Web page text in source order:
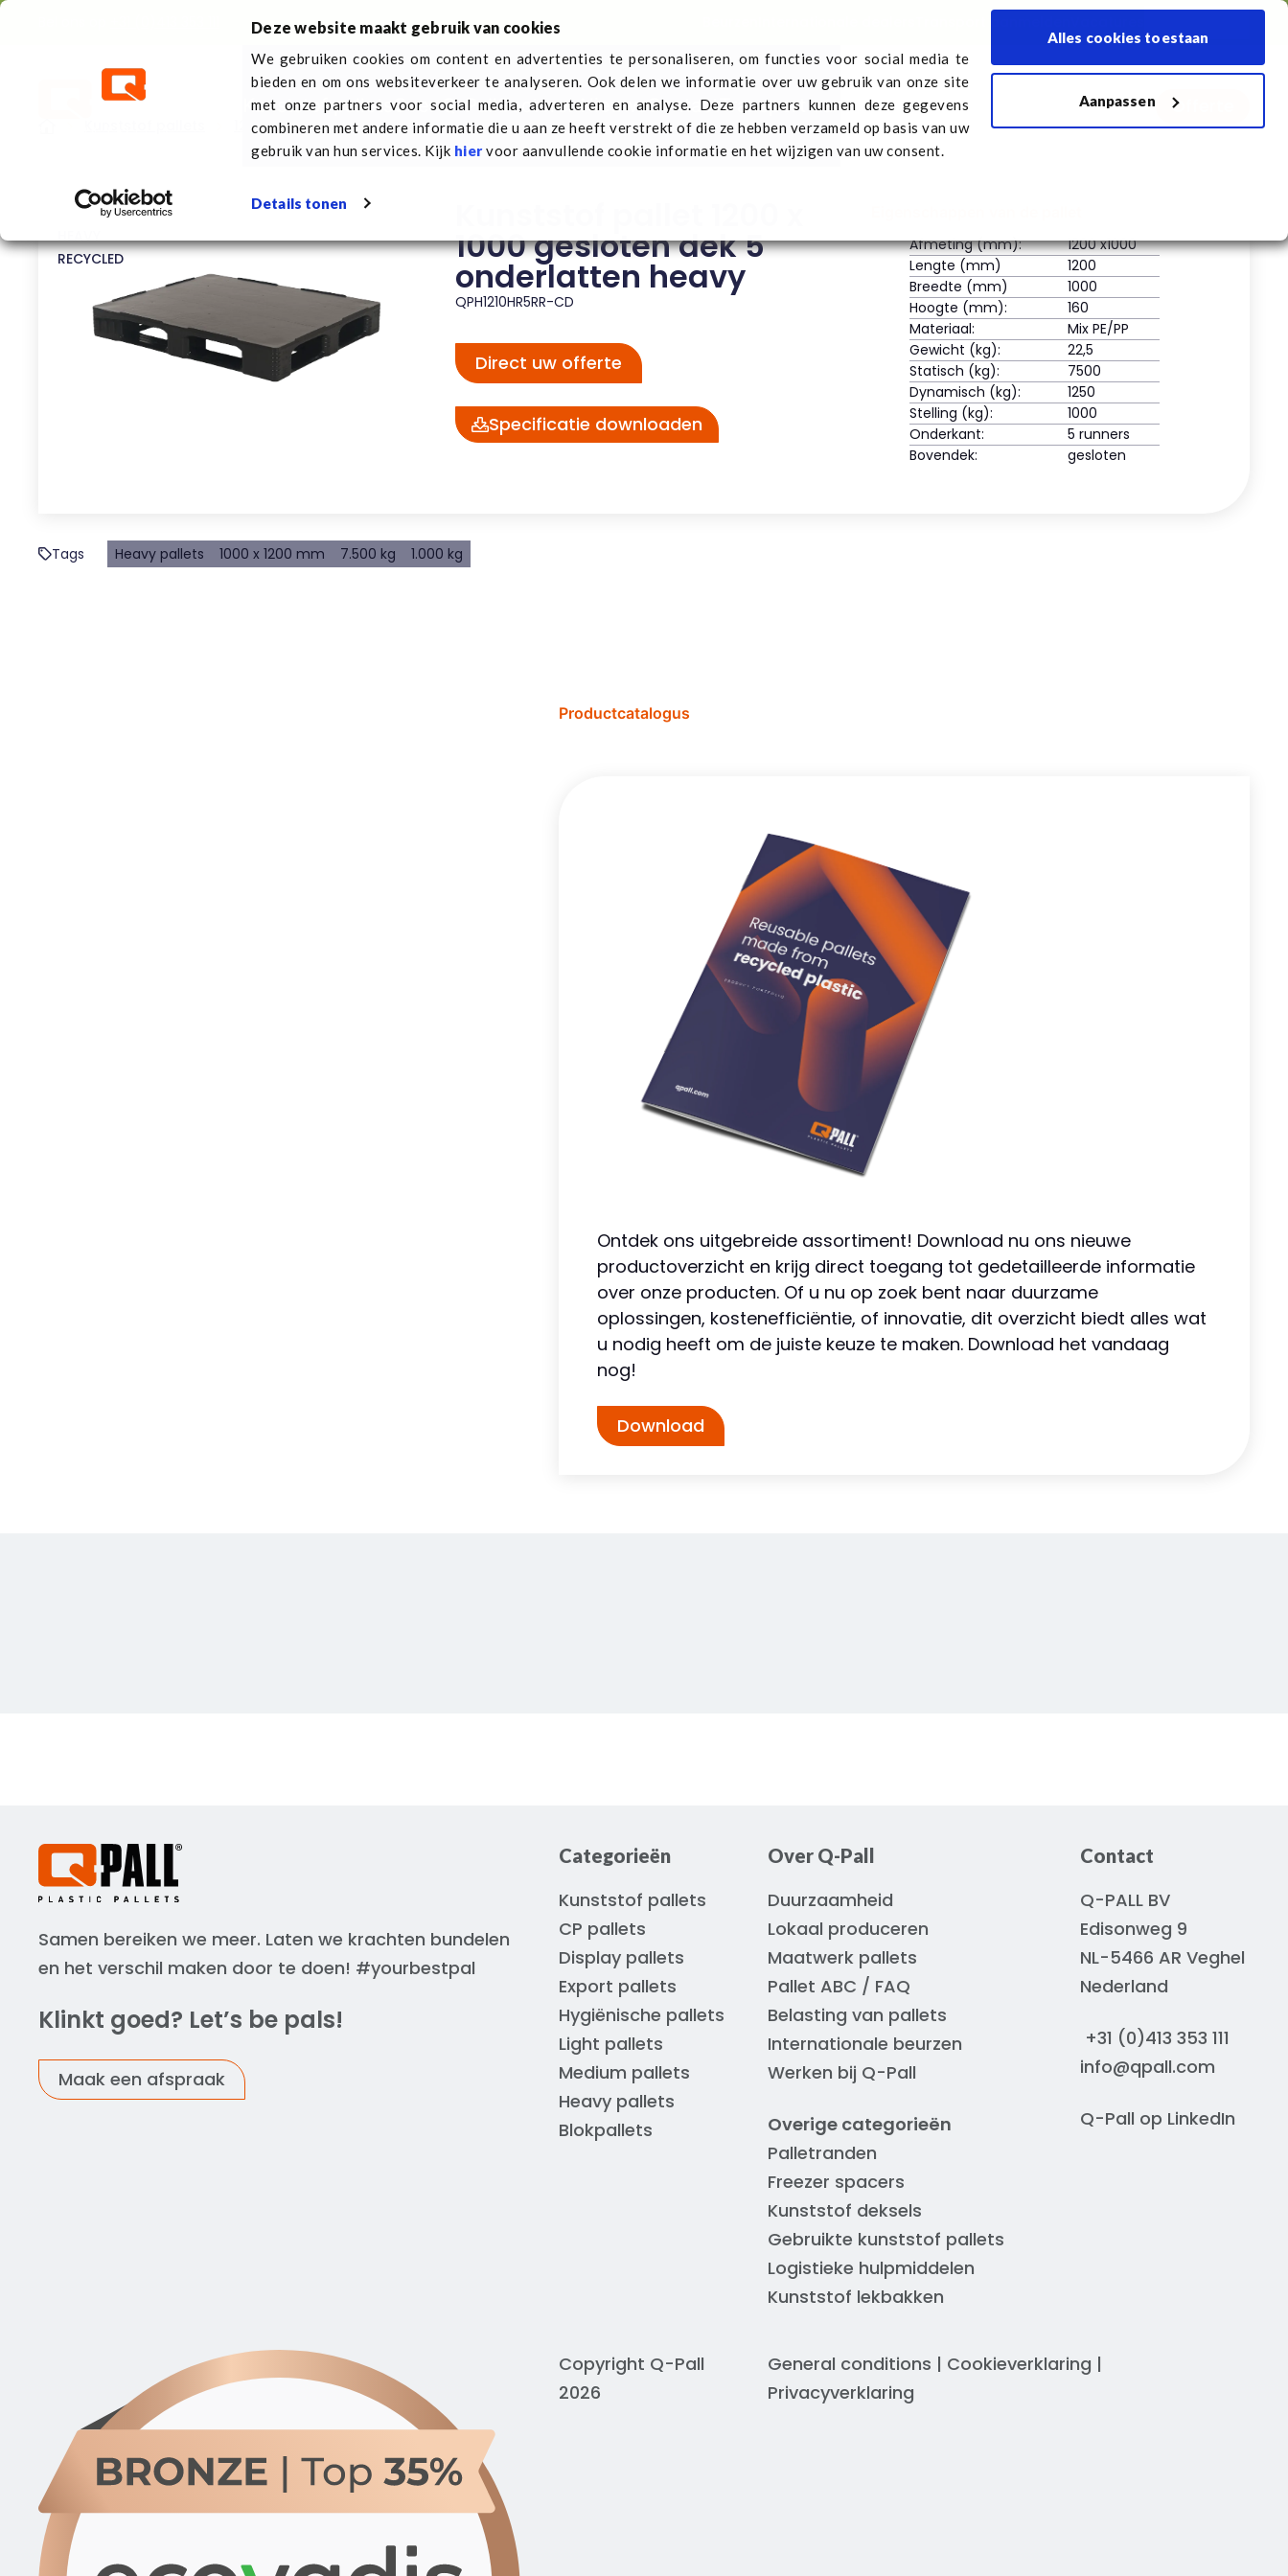
Deze website maakt gebruik van cookies
We gebruiken cookies om content en advertenties te personaliseren, om functies voor social media te
bieden en om ons websiteverkeer te analyseren. Ook delen we informatie over uw gebruik van onze site
met onze partners voor social media, adverteren en analyse. Deze partners kunnen deze gegevens
combineren met andere informatie die u aan ze heeft verstrekt of die ze hebben verzameld op basis van uw
gebruik van hun services. Kijk hiervoor aanvullende cookie informatie en het wijzigen van uw consent.
Details tonen
Alles cookies toestaan
Aanpassen
Kunststof palletsOver Q-PallSectorenNieuwsContactTransport aanmeldenVacatures Offerte
1200 x 1000 mm Kunststof pallet 1200 x 1000 gesloten dek 5 onderlatten heavy
HEAVY
RECYCLED
1000 gesloten dek 5
onderlatten heavy
QPH1210HR5RR-CD
Direct uw offerte
Specificatie downloaden
Afmeting (mm):
1200 x1000
Lengte (mm)
1200
Breedte (mm)
1000
Hoogte (mm):
160
Materiaal:
Mix PE/PP
Gewicht (kg):
22,5
Statisch (kg):
7500
Dynamisch (kg):
1250
Stelling (kg):
1000
Onderkant:
5 runners
Bovendek:
gesloten
Tags Heavy pallets 1000 x 1200 mm 7.500 kg 1.000 kg
Productcatalogus
Ontdek ons uitgebreide assortiment! Download nu ons nieuwe
productoverzicht en krijg direct toegang tot gedetailleerde informatie
over onze producten. Of u nu op zoek bent naar duurzame
oplossingen, kostenefficiëntie, of innovatie, dit overzicht biedt alles wat
u nodig heeft om de juiste keuze te maken. Download het vandaag
nog!
Download
Samen bereiken we meer. Laten we krachten bundelen
en het verschil maken door te doen! #yourbestpal
Klinkt goed? Let’s be pals!
Maak een afspraak
Categorieën
Kunststof pallets
CP pallets
Display pallets
Export pallets
Hygiënische pallets
Light pallets
Medium pallets
Heavy pallets
Blokpallets
Over Q-Pall
Duurzaamheid
Lokaal produceren
Maatwerk pallets
Pallet ABC / FAQ
Belasting van pallets
Internationale beurzen
Werken bij Q-Pall
Overige categorieën
Palletranden
Freezer spacers
Kunststof deksels
Gebruikte kunststof pallets
Logistieke hulpmiddelen
Kunststof lekbakken
Contact
Q-PALL BV
Edisonweg 9
NL-5466 AR Veghel
Nederland
+31 (0)413 353 111
info@qpall.com
Q-Pall op LinkedIn
Copyright Q-Pall
2026
General conditions | Cookieverklaring |
Privacyverklaring